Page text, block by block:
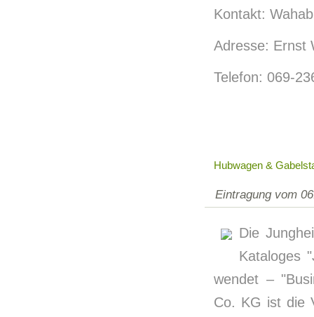
Kontakt:
Adresse: Ernst
Telefon: 069-
Hubwagen &
Eintragung vom
Die
Kataloges
wendet –
Co. KG ist die